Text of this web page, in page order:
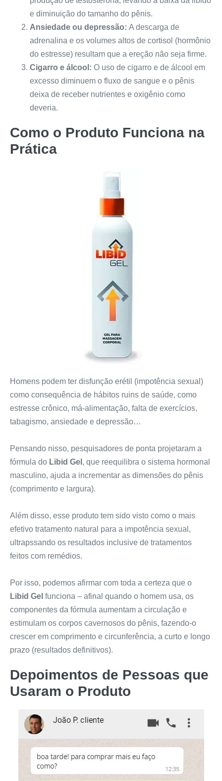
e diminuição do tamanho do pênis.
Ansiedade ou depressão: A descarga de
adrenalina e os volumes altos de cortisol (hormônio
do estresse) resultam que a ereção não seja firme.
Cigarro e álcool: O uso de cigarro e de álcool em
excesso diminuem o fluxo de sangue e o pênis
deixa de receber nutrientes e oxigênio como
deveria.
Como o Produto Funciona na
Prática
Homens podem ter disfunção erétil (impotência sexual)
como consequência de hábitos ruins de saúde, como
estresse crônico, má-alimentação, falta de exercícios,
tabagismo, ansiedade e depressão…
Pensando nisso, pesquisadores de ponta projetaram a
fórmula do Libid Gel , que reequilibra o sistema hormonal
masculino, ajuda a incrementar as dimensões do pênis
(comprimento e largura).
Além disso, esse produto tem sido visto como o mais
efetivo tratamento natural para a impotência sexual,
ultrapssando os resultados inclusive de tratamentos
feitos com remédios.
Por isso, podemos afirmar com toda a certeza que o
Libid Gel funciona – afinal quando o homem usa, os
componentes da fórmula aumentam a circulação e
estimulam os corpos cavernosos do pênis, fazendo-o
crescer em comprimento e circunferência, a curto e longo
prazo (resultados definitivos).
Depoimentos de Pessoas que
Usaram o Produto